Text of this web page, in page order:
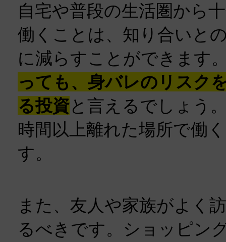
自宅や普段の生活圏から
働くことは、知り合いと
に減らすことができます
っても、身バレのリスク
る投資と言えるでしょう
時間以上離れた場所で働
す。
また、友人や家族がよく
るべきです。ショッピン